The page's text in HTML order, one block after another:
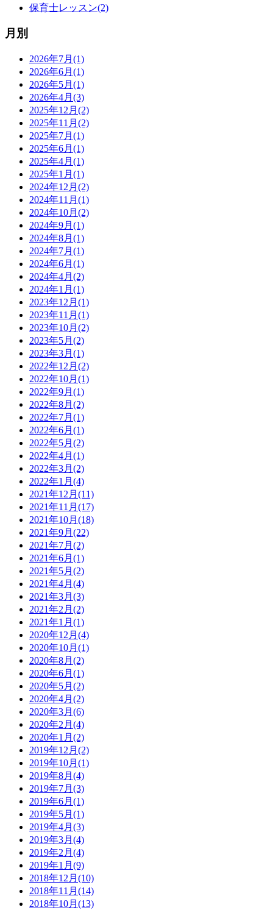
保育士レッスン(2)
月別
2026年7月(1)
2026年6月(1)
2026年5月(1)
2026年4月(3)
2025年12月(2)
2025年11月(2)
2025年7月(1)
2025年6月(1)
2025年4月(1)
2025年1月(1)
2024年12月(2)
2024年11月(1)
2024年10月(2)
2024年9月(1)
2024年8月(1)
2024年7月(1)
2024年6月(1)
2024年4月(2)
2024年1月(1)
2023年12月(1)
2023年11月(1)
2023年10月(2)
2023年5月(2)
2023年3月(1)
2022年12月(2)
2022年10月(1)
2022年9月(1)
2022年8月(2)
2022年7月(1)
2022年6月(1)
2022年5月(2)
2022年4月(1)
2022年3月(2)
2022年1月(4)
2021年12月(11)
2021年11月(17)
2021年10月(18)
2021年9月(22)
2021年7月(2)
2021年6月(1)
2021年5月(2)
2021年4月(4)
2021年3月(3)
2021年2月(2)
2021年1月(1)
2020年12月(4)
2020年10月(1)
2020年8月(2)
2020年6月(1)
2020年5月(2)
2020年4月(2)
2020年3月(6)
2020年2月(4)
2020年1月(2)
2019年12月(2)
2019年10月(1)
2019年8月(4)
2019年7月(3)
2019年6月(1)
2019年5月(1)
2019年4月(3)
2019年3月(4)
2019年2月(4)
2019年1月(9)
2018年12月(10)
2018年11月(14)
2018年10月(13)